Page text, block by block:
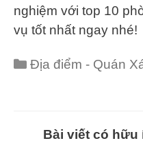
nghiệm với top 10
vụ tốt nhất ngay nhé!
Categories
Địa điểm - Quán
Bài viết có